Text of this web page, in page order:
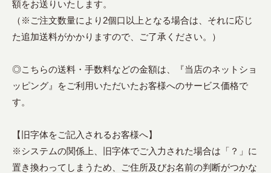
額をお送りいたします。
（※ご注文数量により2個口以上となる場合は、それに応じ
た追加送料がかかりますので、ご了承ください。）
◎こちらの送料・手数料などの金額は、『当店のネットショ
ッピング』をご利用いただいたお客様へのサービス価格で
す。
【旧字体をご記入されるお客様へ】
※システムの関係上、旧字体でご入力された場合は「？」に
置き換わってしまうため、ご住所及びお名前の判断がつかな